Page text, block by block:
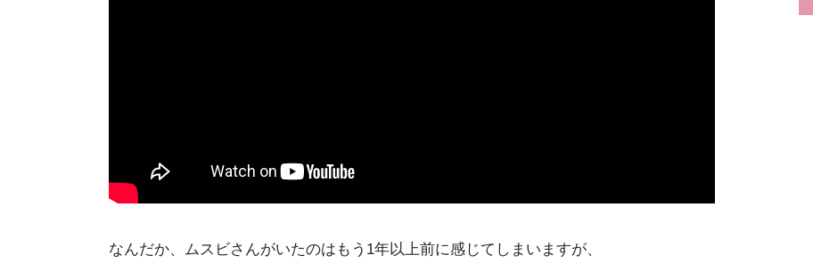
なんだか、ムスビさんがいたのはもう1年以上前に感じてしまいますが、